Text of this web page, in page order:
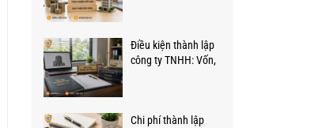
Điều kiện thành lập
công ty TNHH: Vốn,
Chi phí thành lập